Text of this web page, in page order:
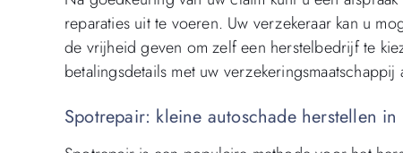
reparaties uit te voeren. Uw verzekeraar kan u
de vrijheid geven om zelf een herstelbedrijf te
betalingsdetails met uw
Spotrepair: kleine autoschade herstellen